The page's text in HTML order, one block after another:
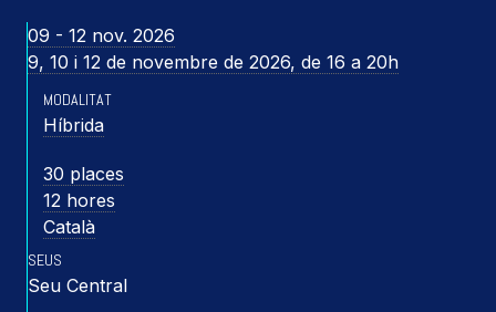
09 - 12 nov. 2026
9, 10 i 12 de novembre de 2026, de 16 a 20h
MODALITAT
Híbrida
30 places
12 hores
Català
SEUS
Seu Central